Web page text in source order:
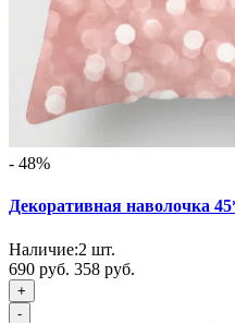
- 48%
Декоративная наволочка
Наличие:2 шт.
690 руб. 358 руб.
+
-